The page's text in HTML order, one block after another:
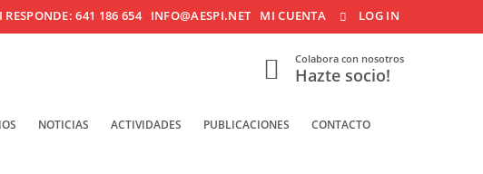
RESPONDE: 641 186 654 INFO@AESPI.NET MI CUENTA LOG IN
Colabora con nosotros
Hazte socio!
NOTICIAS ACTIVIDADES PUBLICACIONES CONTACTO